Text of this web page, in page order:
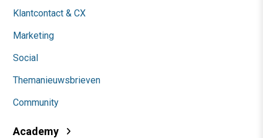
Klantcontact & CX
Marketing
Social
Themanieuwsbrieven
Community
Academy